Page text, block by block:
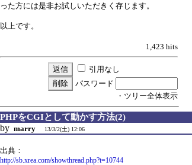
った方には是非お試しいただきく存じます。
以上です。
1,423 hits
引用なし
パスワード
・ツリー全体表示
PHPをCGIとして動かす方法(2)
by marry 13/3/2(土) 12:06
出典：
http://sb.xrea.com/showthread.php?t=10744